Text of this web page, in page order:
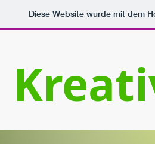
Diese Website wurde mit dem